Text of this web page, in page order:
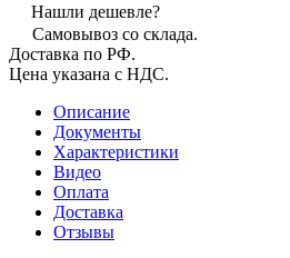
Нашли дешевле?
Самовывоз со склада.
Доставка по РФ.
Цена указана с НДС.
Описание
Документы
Характеристики
Видео
Оплата
Доставка
Отзывы